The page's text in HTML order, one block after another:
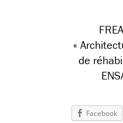
«
de
Facebook